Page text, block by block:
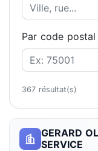
GERARD
SERVICE
Par code postal
367 résultat(s)